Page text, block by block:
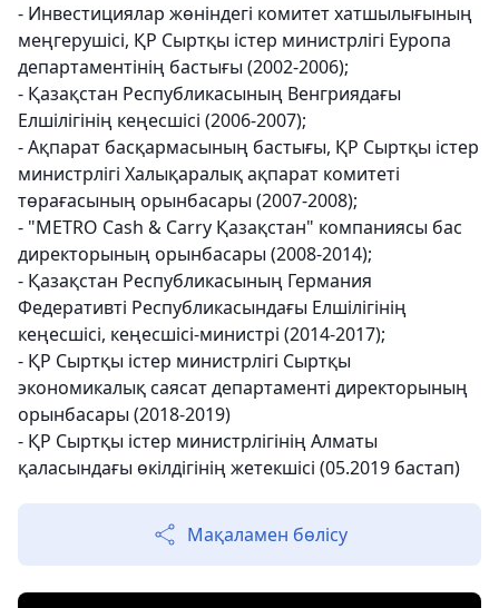
- Инвестициялар жөніндегі комитет хатшылығының
меңгерушісі, ҚР Сыртқы істер министрлігі Еуропа
департаментінің бастығы (2002-2006);
- Қазақстан Республикасының Венгриядағы
Елшілігінің кеңесшісі (2006-2007);
- Ақпарат басқармасының бастығы, ҚР Сыртқы істер
министрлігі Халықаралық ақпарат комитеті
төрағасының орынбасары (2007-2008);
- "METRO Cash & Carry Қазақстан" компаниясы бас
директорының орынбасары (2008-2014);
- Қазақстан Республикасының Германия
Федеративті Республикасындағы Елшілігінің
кеңесшісі, кеңесшісі-министрі (2014-2017);
- ҚР Сыртқы істер министрлігі Сыртқы
экономикалық саясат департаменті директорының
орынбасары (2018-2019)
- ҚР Сыртқы істер министрлігінің Алматы
қаласындағы өкілдігінің жетекшісі (05.2019 бастап)
Мақаламен бөлісу